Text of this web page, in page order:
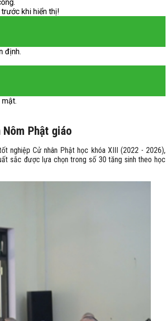
khi hiển thị!
định.
Phật giáo
nghiệp Cử nhân Phật học khóa XIII (2022 - 2026),
sắc được lựa chọn trong số 30 tăng sinh theo học